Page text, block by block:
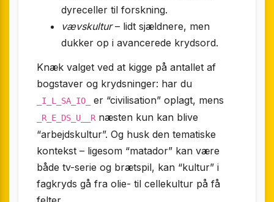
dyreceller til forskning.
vævskultur– lidt sjældnere, men
dukker op i avancerede krydsord.
Knæk valget ved at kigge på antallet af
bogstaver og krydsninger: har du
_I_L_SA_IO_ er “civilisation” oplagt, mens
_R_E_DS_U__R næsten kun kan blive
“arbejdskultur”. Og husk den tematiske
kontekst – ligesom “matador” kan være
både tv-serie og brætspil, kan “kultur” i
fagkryds gå fra olie- til cellekultur på få